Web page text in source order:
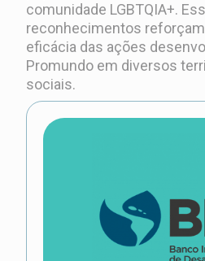
comunidade LGBTQIA+.
reconhecimentos reforçam
eficácia das ações
Promundo em diversos
sociais.